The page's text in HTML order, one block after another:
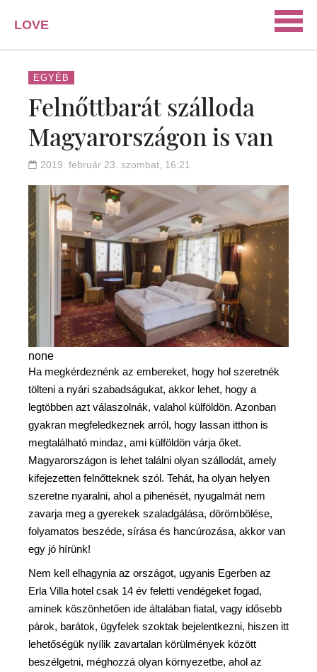
LOVE
PORTAL
SZERELEM
ISMERKEDÉS
PÁRKAPCSOLAT
HÁZASSÁG
KAPCSOLAT
EGYÉB
Felnőttbarát szálloda
Magyarországon is van
2019. február 23. szombat, 16:21
none
Ha megkérdeznénk az embereket, hogy hol szeretnék
tölteni a nyári szabadságukat, akkor lehet, hogy a
legtöbben azt válaszolnák, valahol külföldön. Azonban
gyakran megfeledkeznek arról, hogy lassan itthon is
megtalálható mindaz, ami külföldön várja őket.
Magyarországon is lehet találni olyan szállodát, amely
kifejezetten felnőtteknek szól. Tehát, ha olyan helyen
szeretne nyaralni, ahol a pihenését, nyugalmát nem
zavarja meg a gyerekek szaladgálása, dörömbölése,
folyamatos beszéde, sírása és hancúrozása, akkor van
egy jó hírünk!
Nem kell elhagynia az országot, ugyanis Egerben az
Erla Villa hotel csak 14 év feletti vendégeket fogad,
aminek köszönhetően ide általában fiatal, vagy idősebb
párok, barátok, ügyfelek szoktak bejelentkezni, hiszen itt
lehetőségük nyílik zavartalan körülmények között
beszélgetni, méghozzá olyan környezetbe, ahol az